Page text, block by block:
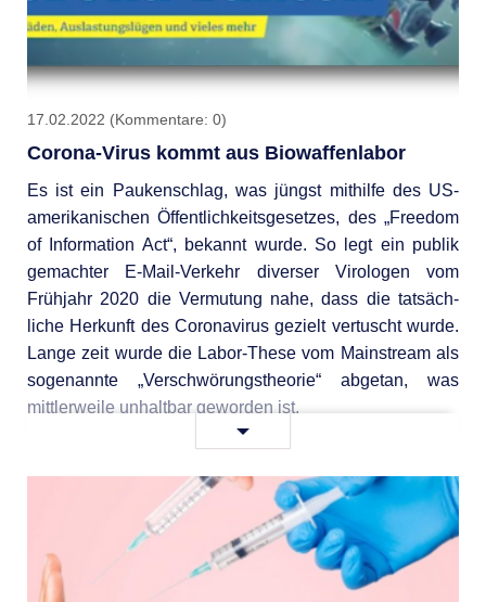
17.02.2022 (Kommentare: 0)
Corona-Virus kommt aus Biowaffenlabor
Es ist ein Paukenschlag, was jüngst mithilfe des US-
ameri­kanischen Öffentlich­keits­gesetzes, des „Freedom
of Infor­mation Act“, bekannt wurde. So legt ein publik
gemachter E-Mail-Verkehr diverser Viro­logen vom
Frühjahr 2020 die Vermutung nahe, dass die tatsäch­
liche Herkunft des Corona­virus gezielt vertuscht wurde.
Lange zeit wurde die Labor-These vom Main­stream als
sogenannte „Ver­schwörungs­theorie“ abgetan, was
mittlerweile unhaltbar geworden ist.
kommt
aus
Biowaffenlabor